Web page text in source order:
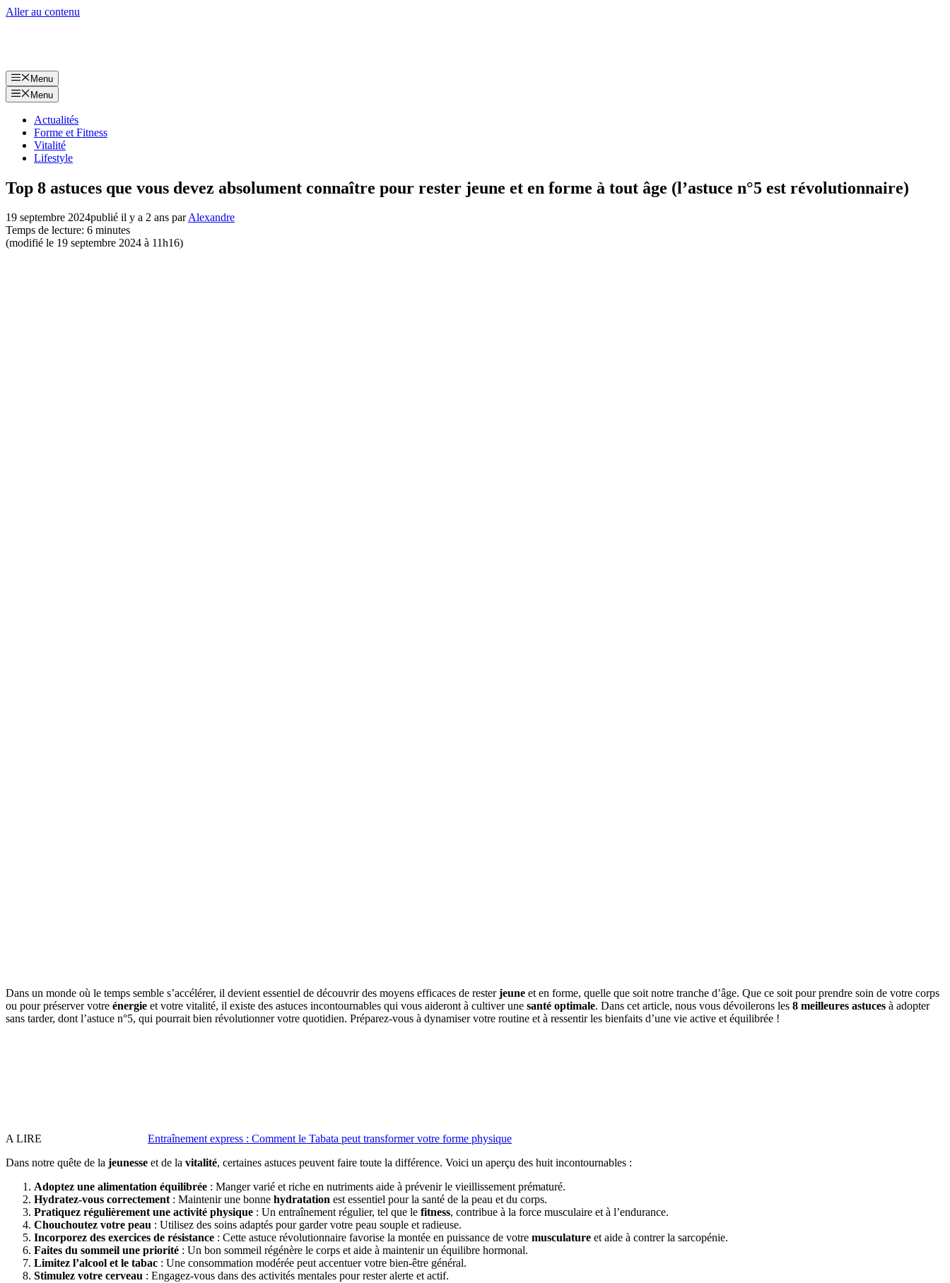
Aller au contenu
Menu
Menu
Actualités
Forme et Fitness
Vitalité
Lifestyle
Top 8 astuces que vous devez absolument connaître pour rester jeune et en forme à tout âge (l’astuce n°5 est révolutionnaire)
19 septembre 2024publié il y a 2 ans parAlexandre
Temps de lecture: 6 minutes
(modifié le 19 septembre 2024 à 11h16)
Dans un monde où le temps semble s’accélérer, il devient essentiel de découvrir des moyens efficaces de resterjeune et en forme, quelle que soit notre tranche d’âge. Que ce soit pour prendre soin de votre corps
ou pour préserver votre énergie et votre vitalité, il existe des astuces incontournables qui vous aideront à cultiver une santé optimale. Dans cet article, nous vous dévoilerons les 8 meilleures astuces à adopter
sans tarder, dont l’astuce n°5, qui pourrait bien révolutionner votre quotidien. Préparez-vous à dynamiser votre routine et à ressentir les bienfaits d’une vie active et équilibrée !
A LIRE
Entraînement express : Comment le Tabata peut transformer votre forme physique
Dans notre quête de la jeunesse et de la vitalité, certaines astuces peuvent faire toute la différence. Voici un aperçu des huit incontournables :
Adoptez une alimentation équilibrée : Manger varié et riche en nutriments aide à prévenir le vieillissement prématuré.
Hydratez-vous correctement: Maintenir une bonne hydratation est essentiel pour la santé de la peau et du corps.
Pratiquez régulièrement une activité physique : Un entraînement régulier, tel que le fitness, contribue à la force musculaire et à l’endurance.
Chouchoutez votre peau : Utilisez des soins adaptés pour garder votre peau souple et radieuse.
Incorporez des exercices de résistance : Cette astuce révolutionnaire favorise la montée en puissance de votre musculature et aide à contrer la sarcopénie.
Faites du sommeil une priorité : Un bon sommeil régénère le corps et aide à maintenir un équilibre hormonal.
Limitez l’alcool et le tabac : Une consommation modérée peut accentuer votre bien-être général.
Stimulez votre cerveau : Engagez-vous dans des activités mentales pour rester alerte et actif.